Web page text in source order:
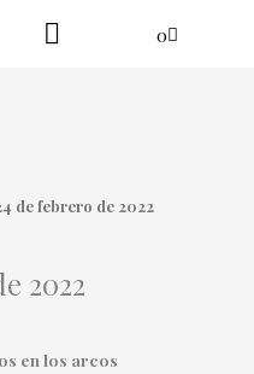
0
Cart
de febrero de 2022
2022
en los arcos